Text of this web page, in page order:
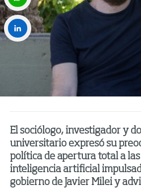
El sociólogo, investigador y
universitario expresó su
política de apertura total a
inteligencia artificial
gobierno de Javier Milei y
WhatsApp